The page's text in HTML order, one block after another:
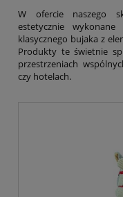
W ofercie naszego
estetycznie
klasycznego bujaka z
Produkty te świetnie
przestrzeniach
czy hotelach.